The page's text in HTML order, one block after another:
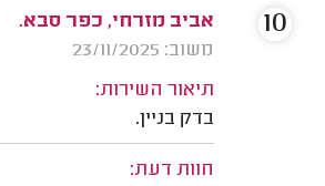
אביב מזרחי, כפר סבא.
משוב: 23/11/2025
תיאור השירות:
בדק בניין.
חוות דעת:
10